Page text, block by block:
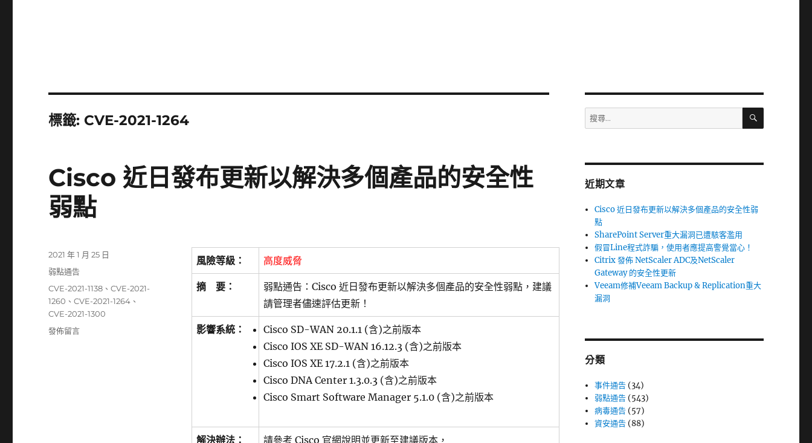
標籤: CVE-2021-1264
Cisco 近日發布更新以解決多個產品的安全性
弱點
風險等級： 高度威脅
摘 要：
弱點通告：Cisco 近日發布更新以解決多個產品的安全性弱點，建議
請管理者儘速評估更新！
影響系統：
Cisco SD-WAN 20.1.1 (含)之前版本
Cisco IOS XE SD-WAN 16.12.3 (含)之前版本
Cisco IOS XE 17.2.1 (含)之前版本
Cisco DNA Center 1.3.0.3 (含)之前版本
Cisco Smart Software Manager 5.1.0 (含)之前版本
解決辦法：
請參考 Cisco 官網說明並更新至建議版本，
發
佈
期:
2021 年 1 月 25 日
分
弱點通告
標
籤
CVE-2021-1138 、CVE-2021-
1260 、CVE-2021-1264 、
CVE-2021-1300
在
發佈留言
搜
尋
字:
搜
近期文章
Cisco 近日發布更新以解決多個產品的安全性弱
點
SharePoint Server重大漏洞已遭駭客濫用
假冒Line程式詐騙，使用者應提高警覺當心！
Citrix 發佈 NetScaler ADC及NetScaler
Gateway 的安全性更新
Veeam修補Veeam Backup & Replication重大
漏洞
分類
事件通告 (34)
弱點通告 (543)
病毒通告 (57)
資安通告 (88)